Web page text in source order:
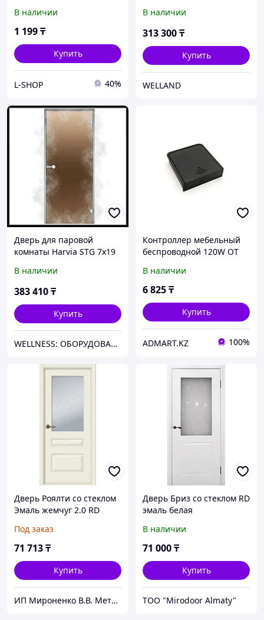
(8х20см.)
В наличии
1 199₸
Купить
L-SHOP 40%
69x189x9,2 см., Короб:
Алюминий, Стекло:
В наличии
313 300₸
Купить
WELLAND
Дверь для паровой
комнаты Harvia STG 7х19
стекло - бронза, без
порога)
В наличии
383 410₸
Купить
WELLNESS: ОБОРУДОВАНИЕ, МАТЕРИАЛЫ И СНАБЖЕНИЕ ДЛЯ БАССЕЙНОВ, САУН, БАНЬ, ХАМАМОВ И ПАРОВЫХ КОМНАТ
Контроллер мебельный
беспроводной 120W ОТ
В наличии
6 825₸
Купить
ADMART.KZ 100%
Дверь Роялти со стеклом
Эмаль жемчуг 2.0 RD
Под заказ
71 713₸
Купить
ИП Мироненко В.В. Металлические и межкомнатные двери
Дверь Бриз со стеклом RD
эмаль белая
В наличии
71 000₸
Купить
ТОО "Mirodoor Almaty"